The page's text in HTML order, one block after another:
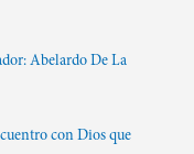
Abelardo De La
con Dios que